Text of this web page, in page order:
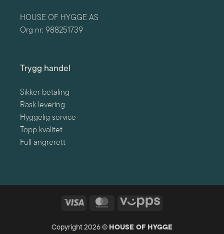
HOUSE OF HYGGE AS
Org nr: 988251739
Trygg handel
Sikker betaling
Rask levering
Hyggelig service
Topp kvalitet
Full angrerett
Visa MasterCard Vipps
Copyright 2026 © HOUSE OF HYGGE